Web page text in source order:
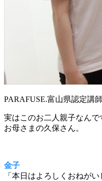
PARAFUSE.富山県認定講
実はこのお二人親子なん
お母さまの久保さん。
金子
「本日はよろしくおねが